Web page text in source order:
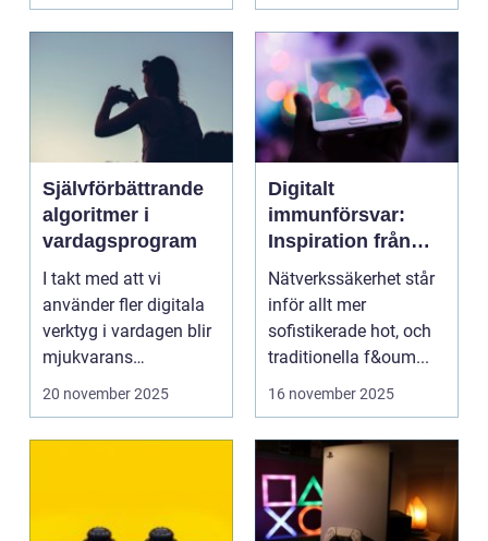
Självförbättrande
algoritmer i
vardagsprogram
I takt med att vi
använder fler digitala
verktyg i vardagen blir
mjukvarans
anpassningsför...
20 november 2025
Digitalt
immunförsvar:
Inspiration från
biologiska system
för att stärka
nätverkssäkerhet
Nätverkssäkerhet står
inför allt mer
sofistikerade hot, och
traditionella f&oum...
16 november 2025